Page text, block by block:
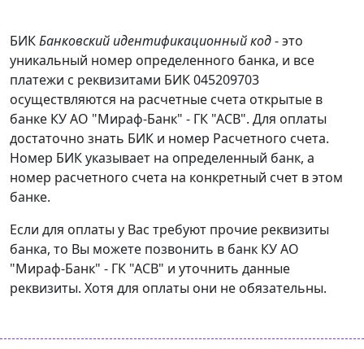
БИКБанковский идентификационный код- это
уникальный номер определенного банка, и все
платежи с реквизитами БИК 045209703
осуществляются на расчетные счета открытые в
банке КУ АО "Мираф-Банк" - ГК "АСВ". Для оплаты
достаточно знать БИК и номер Расчетного счета.
Номер БИК указывает на определенный банк, а
номер расчетного счета на конкретный счет в этом
банке.
Если для оплаты у Вас требуют прочие реквизиты
банка, то Вы можете позвонить в банк КУ АО
"Мираф-Банк" - ГК "АСВ" и уточнить данные
реквизиты. Хотя для оплаты они не обязательны.